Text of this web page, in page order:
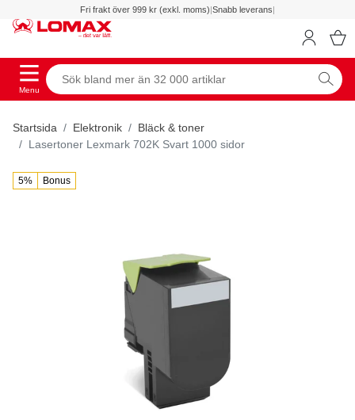
Fri frakt över 999 kr (exkl. moms)|Snabb leverans|
Menu
Startsida Elektronik
Bläck & toner
Lasertoner Lexmark 702K Svart 1000 sidor
5% Bonus